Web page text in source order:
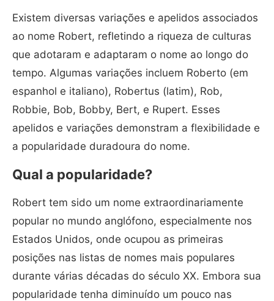
Existem diversas variações e apelidos associados
ao nome Robert, refletindo a riqueza de culturas
que adotaram e adaptaram o nome ao longo do
tempo. Algumas variações incluem Roberto (em
espanhol e italiano), Robertus (latim), Rob,
Robbie, Bob, Bobby, Bert, e Rupert. Esses
apelidos e variações demonstram a flexibilidade e
a popularidade duradoura do nome.
Qual a popularidade?
Robert tem sido um nome extraordinariamente
popular no mundo anglófono, especialmente nos
Estados Unidos, onde ocupou as primeiras
posições nas listas de nomes mais populares
durante várias décadas do século XX. Embora sua
popularidade tenha diminuído um pouco nas